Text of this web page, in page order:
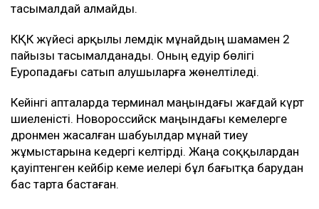
тасымалдай алмайды.
КҚК жүйесі арқылы әлемдік мұнайдың шамамен 2
пайызы тасымалданады. Оның едәуір бөлігі
Еуропадағы сатып алушыларға жөнелтіледі.
Кейінгі апталарда терминал маңындағы жағдай күрт
шиеленісті. Новороссийск маңындағы кемелерге
дронмен жасалған шабуылдар мұнай тиеу
жұмыстарына кедергі келтірді. Жаңа соққылардан
қауіптенген кейбір кеме иелері бұл бағытқа барудан
бас тарта бастаған.